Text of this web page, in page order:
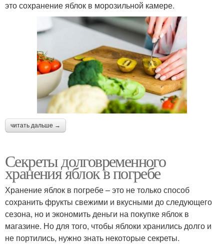
это сохранение яблок в морозильной камере.
читать дальше →
Секреты долговременного
хранения яблок в погребе
Хранение яблок в погребе – это не только способ
сохранить фрукты свежими и вкусными до следующего
сезона, но и экономить деньги на покупке яблок в
магазине. Но для того, чтобы яблоки хранились долго и
не портились, нужно знать некоторые секреты.